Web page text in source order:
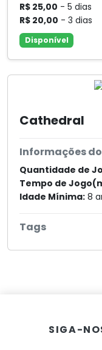
Cathedral
Informações
Quantidade de
Tempo de
Idade Mínima: 8
Tags
R$ 25,00 - 5 dias
R$ 20,00 - 3 dias
Disponível
SIGA-